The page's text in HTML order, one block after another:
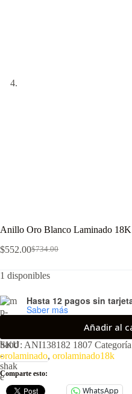
Anillo Oro Blanco Laminado
$734.00
El
original
$734.00.
$552.00El
actual
$552.00.
1 disponibles
Hasta 12 pagos sin
Saber más
Añadir al
SKU: ANI138182 1807
orolaminado, orolaminado18k
Comparte esto:
WhatsApp